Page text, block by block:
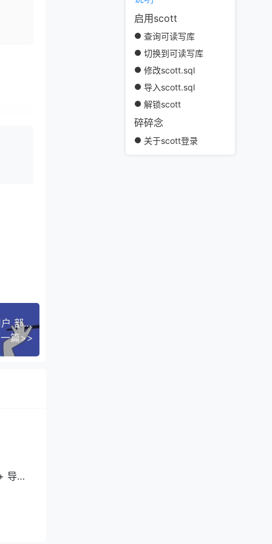
启用scott
查询可读写库
切换到可读写库
修改scott.sql
导入scott.sql
解锁scott
碎碎念
关于scott登录
Windows平台下为Oracle Database 21C添加hr用户 部署Oracle官方提供的hr示例架构
篇>>
导致